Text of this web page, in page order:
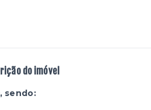
do imóvel
sendo: